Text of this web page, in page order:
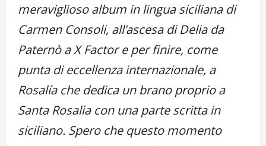
meraviglioso album in lingua siciliana di
Carmen Consoli, all’ascesa di Delia da
Paternò a X Factor e per finire, come
punta di eccellenza internazionale, a
Rosalía che dedica un brano proprio a
Santa Rosalia con una parte scritta in
siciliano. Spero che questo momento